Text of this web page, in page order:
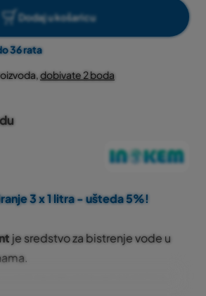
Dodaj u košaricu
36 rata
dobivate 2 boda
3 x 1 litra - ušteda 5%!
je sredstvo za bistrenje vode u